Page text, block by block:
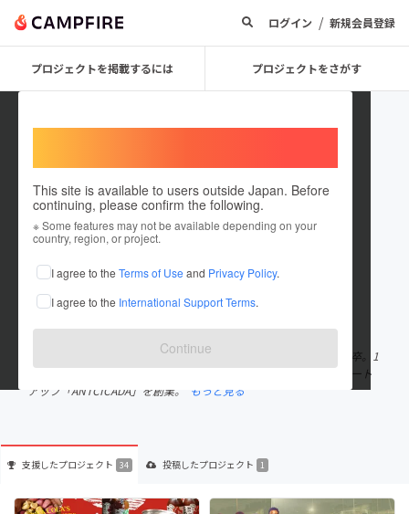
ログイン / 新規会員登録
プロジェクトを掲載するには プロジェクトをさがす
This site is available to users outside Japan. Before
continuing, please confirm the following.
※ Some features may not be available depending on your
country, region, or project.
I agree to the Terms of Use and Privacy Policy.
I agree to the International Support Terms.
Continue
Kento Sekine
これまでに34回支援して1件のプロジェクトを投稿しています
在住国：ガーナ
出身国：日本 出身地：埼玉県
1994年11月、埼玉県越谷市生まれ。慶應義塾大学法学部政治学科卒。1
つ星レストラン「le sputnik」での料理人修行を経て、昆虫食スタート
アップ「ANTCICADA」を創業。
もっと見る
支援したプロジェクト 34 投稿したプロジェクト 1